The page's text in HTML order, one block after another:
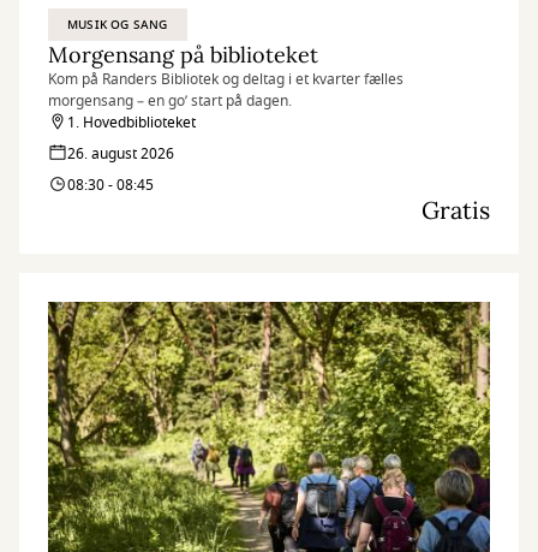
MUSIK OG SANG
Morgensang på biblioteket
Kom på Randers Bibliotek og deltag i et kvarter fælles
morgensang – en go’ start på dagen.
1. Hovedbiblioteket
26. august 2026
08:30 - 08:45
Gratis